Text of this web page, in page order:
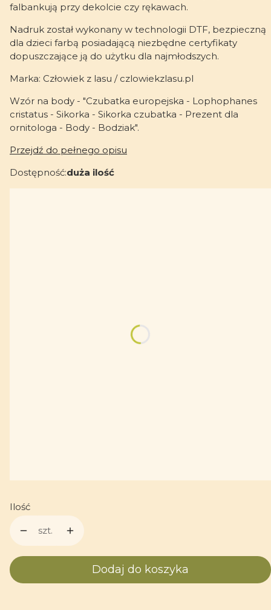
falbankują przy dekolcie czy rękawach.
Nadruk został wykonany w technologii DTF, bezpieczną
dla dzieci farbą posiadającą niezbędne certyfikaty
dopuszczające ją do użytku dla najmłodszych.
Marka: Człowiek z lasu / czlowiekzlasu.pl
Wzór na body - "Czubatka europejska - Lophophanes
cristatus - Sikorka - Sikorka czubatka - Prezent dla
ornitologa - Body - Bodziak".
Przejdź do pełnego opisu
Dostępność:duża ilość
Ilość
szt.
Dodaj do koszyka